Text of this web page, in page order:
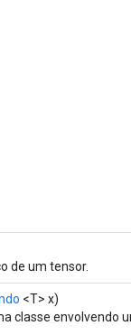
de um tensor.
<T> x)
classe envolvendo